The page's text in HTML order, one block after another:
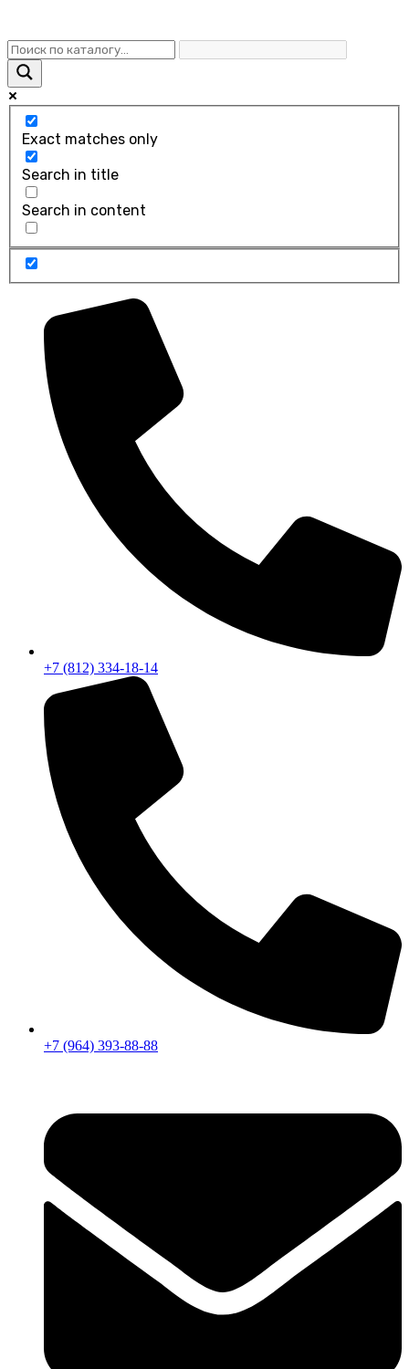
Exact matches only
Search in title
Search in content
+7 (812) 334-18-14
+7 (964) 393-88-88